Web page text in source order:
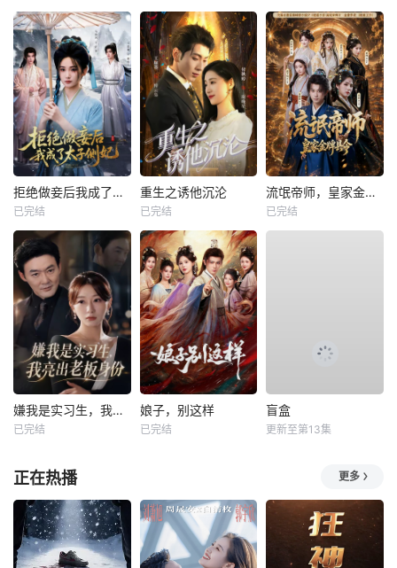
拒绝做妾后我成了太子侧妃
已完结
重生之诱他沉沦
已完结
流氓帝师，皇家金牌县令
已完结
嫌我是实习生，我亮出老板身份
已完结
娘子，别这样
已完结
盲盒
更新至第13集
正在热播 更多